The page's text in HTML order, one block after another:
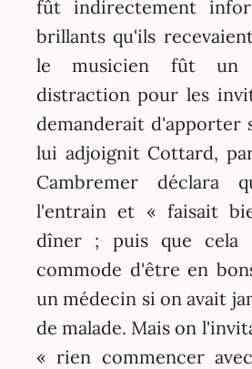
fût indirectement
brillants qu'ils
le musicien fût un
distraction pour les
demanderait d'apporter
lui adjoignit Cottard,
Cambremer déclara
l'entrain et « faisait
dîner ; puis que cela
commode d'être en
un médecin si on avait
de malade. Mais on
« rien commencer